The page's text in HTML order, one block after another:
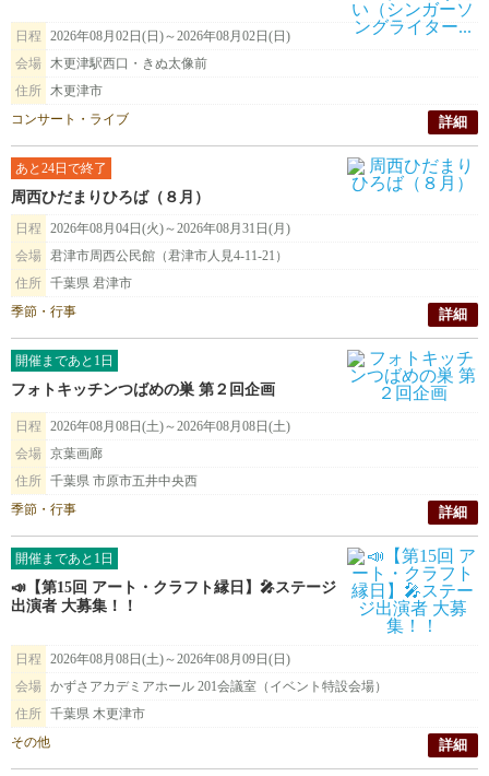
日程
2026年08月02日(日)～2026年08月02日(日)
会場 木更津駅西口・きぬ太像前
住所 木更津市
コンサート・ライブ
詳細
あと24日で終了
周西ひだまりひろば（８月）
日程
2026年08月04日(火)～2026年08月31日(月)
会場 君津市周西公民館（君津市人見4-11-21）
住所 千葉県 君津市
季節・行事
詳細
開催まであと1日
フォトキッチンつばめの巣 第２回企画
日程
2026年08月08日(土)～2026年08月08日(土)
会場 京葉画廊
住所 千葉県 市原市五井中央西
季節・行事
詳細
開催まであと1日
📣【第15回 アート・クラフト縁日】🎤ステージ
出演者 大募集！！
日程
2026年08月08日(土)～2026年08月09日(日)
会場 かずさアカデミアホール 201会議室（イベント特設会場）
住所 千葉県 木更津市
その他
詳細